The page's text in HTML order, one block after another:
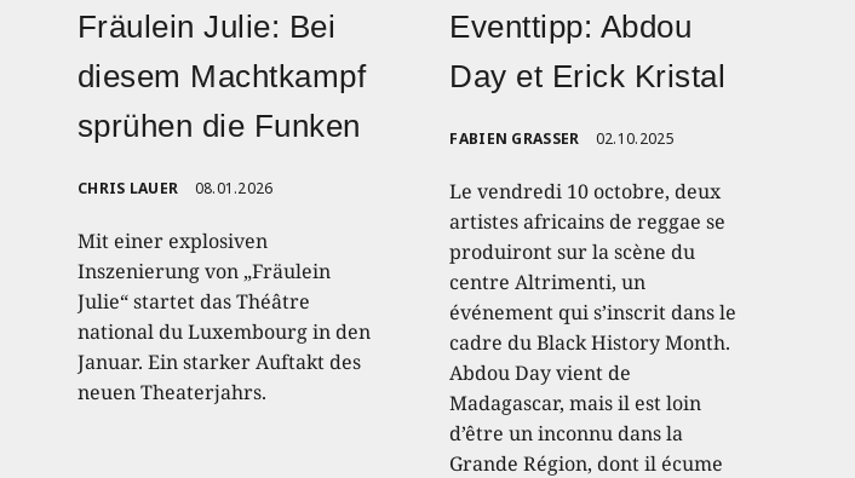
Fräulein Julie: Bei
diesem Machtkampf
sprühen die Funken
CHRIS LAUER 08.01.2026
Mit einer explosiven
Inszenierung von „Fräulein
Julie“ startet das Théâtre
national du Luxembourg in den
Januar. Ein starker Auftakt des
neuen Theaterjahrs.
Eventtipp: Abdou
Day et Erick Kristal
FABIEN GRASSER 02.10.2025
Le vendredi 10 octobre, deux
artistes africains de reggae se
produiront sur la scène du
centre Altrimenti, un
événement qui s’inscrit dans le
cadre du Black History Month.
Abdou Day vient de
Madagascar, mais il est loin
d’être un inconnu dans la
Grande Région, dont il écume